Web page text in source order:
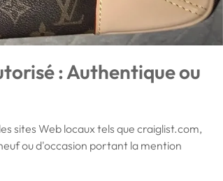
: Authentique ou
sites Web locaux tels que craiglist.com,
ou d'occasion portant la mention